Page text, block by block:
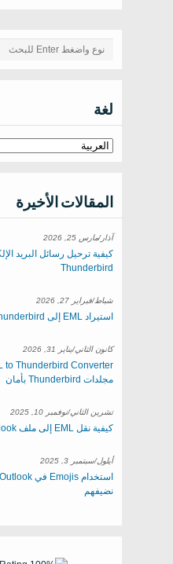
لغة
المقالات الأخيرة
آذار/مارس 25, 2026
Thunderbird
شباط/فبراير 27, 2026
استيراد EML إلى Thunderbird
كانون الثاني/يناير 31, 2026
مجلدات Thunderbird بأمان
تشرين الثاني/نوفمبر 10, 2025
كيفية نقل EML إلى ملف Outlook أو PST
أيلول/سبتمبر 3, 2025
نضيفهم